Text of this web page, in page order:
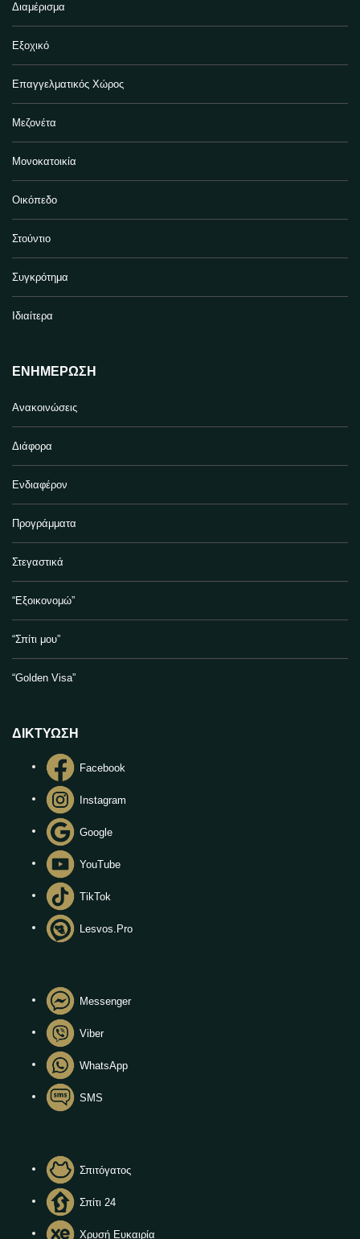
Διαμέρισμα
Εξοχικό
Επαγγελματικός Χώρος
Μεζονέτα
Μονοκατοικία
Οικόπεδο
Στούντιο
Συγκρότημα
Ιδιαίτερα
ΕΝΗΜΈΡΩΣΗ
Ανακοινώσεις
Διάφορα
Ενδιαφέρον
Προγράμματα
Στεγαστικά
“Εξοικονομώ”
“Σπίτι μου”
“Golden Visa”
ΔΙΚΤΥΩΣΗ
Facebook
Instagram
Google
YouTube
TikTok
Lesvos.Pro
Messenger
Viber
WhatsApp
SMS
Σπιτόγατος
Σπίτι 24
Χρυσή Ευκαιρία